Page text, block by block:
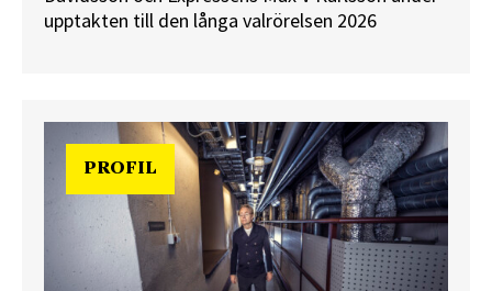
upptakten till den långa valrörelsen 2026
PROFIL